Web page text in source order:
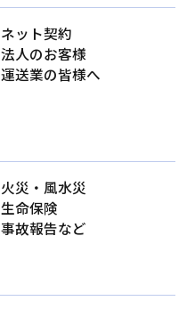
ネット契約
法人のお客様
運送業の皆様へ
火災・風水災
生命保険
事故報告など